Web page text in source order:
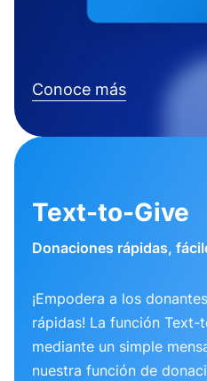
Conoce más
Text-to-Give
Donaciones rápidas,
¡Empodera a los
rápidas! La función
mediante un simple
nuestra función de